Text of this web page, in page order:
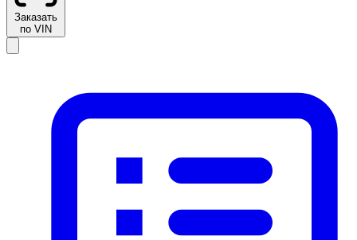
Заказать
по VIN